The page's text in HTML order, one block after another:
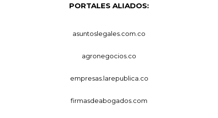
PORTALES ALIADOS:
asuntoslegales.com.co
agronegocios.co
empresas.larepublica.co
firmasdeabogados.com